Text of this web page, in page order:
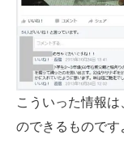
こういった情報
のできるもので